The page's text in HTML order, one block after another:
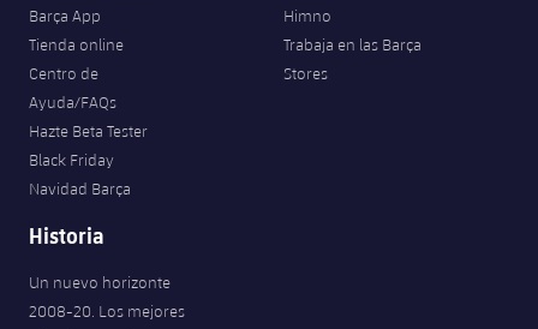
Clasificaciones
Resultados
Clasificaciones
Hockey Hierba Femenino
Plantilla
Agenda
Rugby
plusicon
más
Actualidad
Jugadores
Calendario
Resultados
Voleibol
Noticias
Voleibol masculino
Voleibol femenino
plusicon
más
Apúntate a las amateurs
Carnet de las Secciones Amateurs
League of Legends
Barça App
Tienda online
Centro de
Ayuda/FAQs
Hazte Beta Tester
Black Friday
Navidad Barça
Himno
Trabaja en las Barça
Stores
Historia
Un nuevo horizonte
2008-20. Los mejores